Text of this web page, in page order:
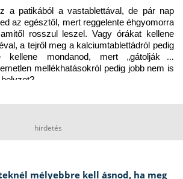
a patikából a vastablettával, de pár nap
az egésztől, mert reggelente éhgyomorra
rosszul leszel. Vagy órákat kellene
a tejről meg a kalciumtablettádról pedig
kellene mondanod, mert „gátolják a
mellékhatásokról pedig jobb nem is
hirdetés
mélyebbre kell ásnod, ha meg